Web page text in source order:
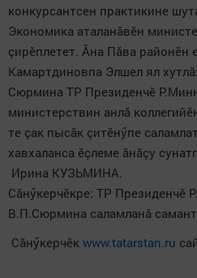
конкурсантсен практикине
Экономика аталанăвӗн
çирӗплетет. Ăна Пăва районӗн
Камартдиновпа Элшел ял
Сюрмина ТР Президенчӗ
министерствин анлă
те çак пысăк çитӗнӳпе
хавхаланса ӗçлеме ăнăçу
Ирина КУЗЬМИНА.
Сăнӳкерчӗкре: ТР Президенчӗ
В.П.Сюрмина саламланă
Сăнӳкерчӗк www.tatarstan.ru